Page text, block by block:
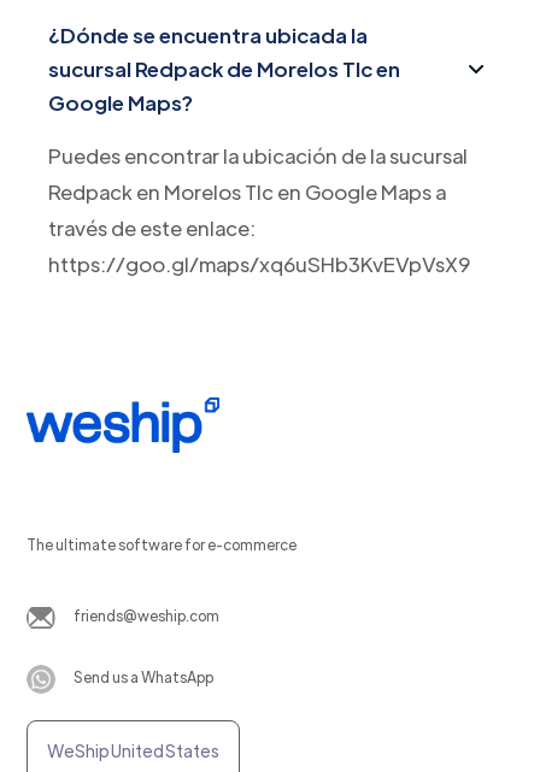
¿Dónde se encuentra ubicada la
sucursal Redpack de Morelos Tlc en
Google Maps?
Puedes encontrar la ubicación de la sucursal
Redpack en Morelos Tlc en Google Maps a
través de este enlace:
https://goo.gl/maps/xq6uSHb3KvEVpVsX9
The ultimate software for e-commerce
friends@weship.com
Send us a WhatsApp
WeShip United States